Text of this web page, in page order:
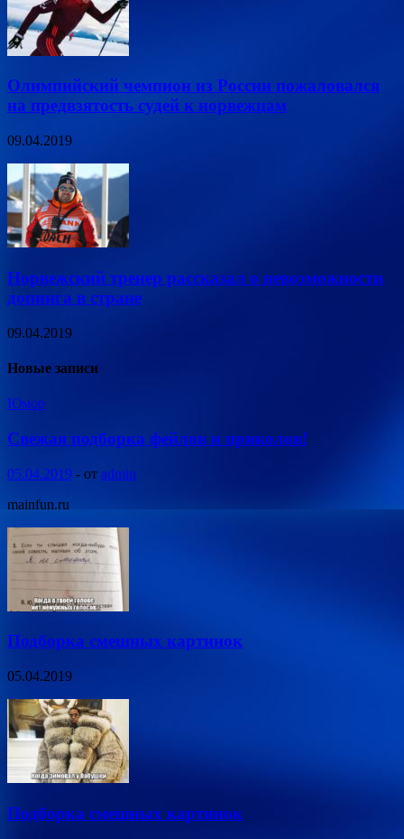
Олимпийский чемпион из России пожаловался
на предвзятость судей к норвежцам
09.04.2019
Норвежский тренер рассказал о невозможности
допинга в стране
09.04.2019
Новые записи
Юмор
Свежая подборка фейлов и приколов!
05.04.2019 - от admin
mainfun.ru
Подборка смешных картинок
05.04.2019
Подборка смешных картинок